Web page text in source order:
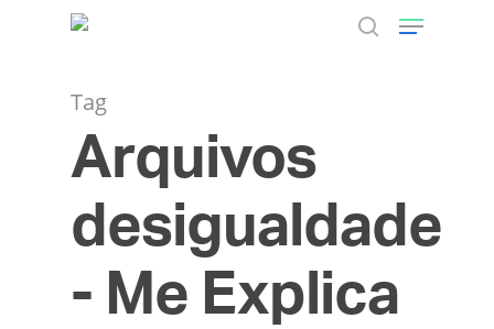
Hit enter to search or ESC to close
Tag
Arquivos
desigualdade
- Me Explica